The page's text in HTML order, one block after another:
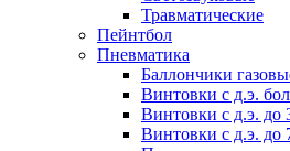
Травматические
Пейнтбол
Пневматика
Баллончики
Винтовки с д.э.
Винтовки с д.э. до
Винтовки с д.э. до